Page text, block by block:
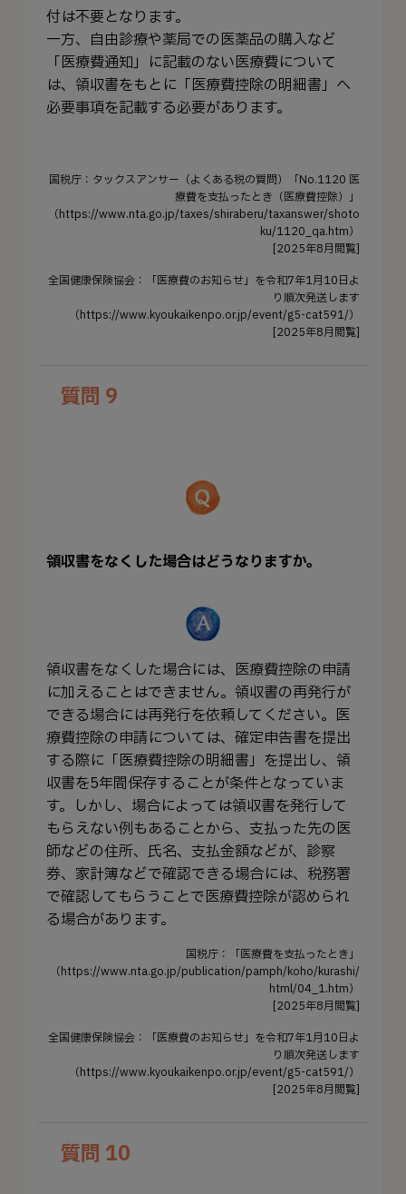
付は不要となります。
一方、自由診療や薬局での医薬品の購入など
「医療費通知」に記載のない医療費について
は、領収書をもとに「医療費控除の明細書」へ
必要事項を記載する必要があります。
国税庁：タックスアンサー（よくある税の質問）「No.1120 医
療費を支払ったとき（医療費控除）」
（https://www.nta.go.jp/taxes/shiraberu/taxanswer/shoto
ku/1120_qa.htm）
[2025年8月閲覧]
全国健康保険協会：「医療費のお知らせ」を令和7年1月10日よ
り順次発送します
（https://www.kyoukaikenpo.or.jp/event/g5-cat591/）
[2025年8月閲覧]
質問 9
領収書をなくした場合はどうなりますか。
領収書をなくした場合には、医療費控除の申請
に加えることはできません。領収書の再発行が
できる場合には再発行を依頼してください。医
療費控除の申請については、確定申告書を提出
する際に「医療費控除の明細書」を提出し、領
収書を5年間保存することが条件となっていま
す。しかし、場合によっては領収書を発行して
もらえない例もあることから、支払った先の医
師などの住所、氏名、支払金額などが、診察
券、家計簿などで確認できる場合には、税務署
で確認してもらうことで医療費控除が認められ
る場合があります。
国税庁：「医療費を支払ったとき」
（https://www.nta.go.jp/publication/pamph/koho/kurashi/
html/04_1.htm）
[2025年8月閲覧]
全国健康保険協会：「医療費のお知らせ」を令和7年1月10日よ
り順次発送します
（https://www.kyoukaikenpo.or.jp/event/g5-cat591/）
[2025年8月閲覧]
質問 10